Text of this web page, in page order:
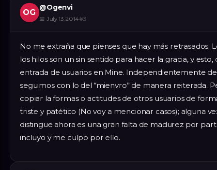
OG
@Ogenvi
📅 July 13, 2014#3
No me extraña que pienses que hay más retrasados.
los hilos son un sin sentido para hacer la gracia, y
entrada de usuarios en Mine. Independientemente
seguimos con lo del “mienvro” de manera reiterada.
copiar la formas o actitudes de otros usuarios de
triste y patético (No voy a mencionar casos); alguna
distingue ahora es una gran falta de madurez por
incluyo y me culpo por ello.